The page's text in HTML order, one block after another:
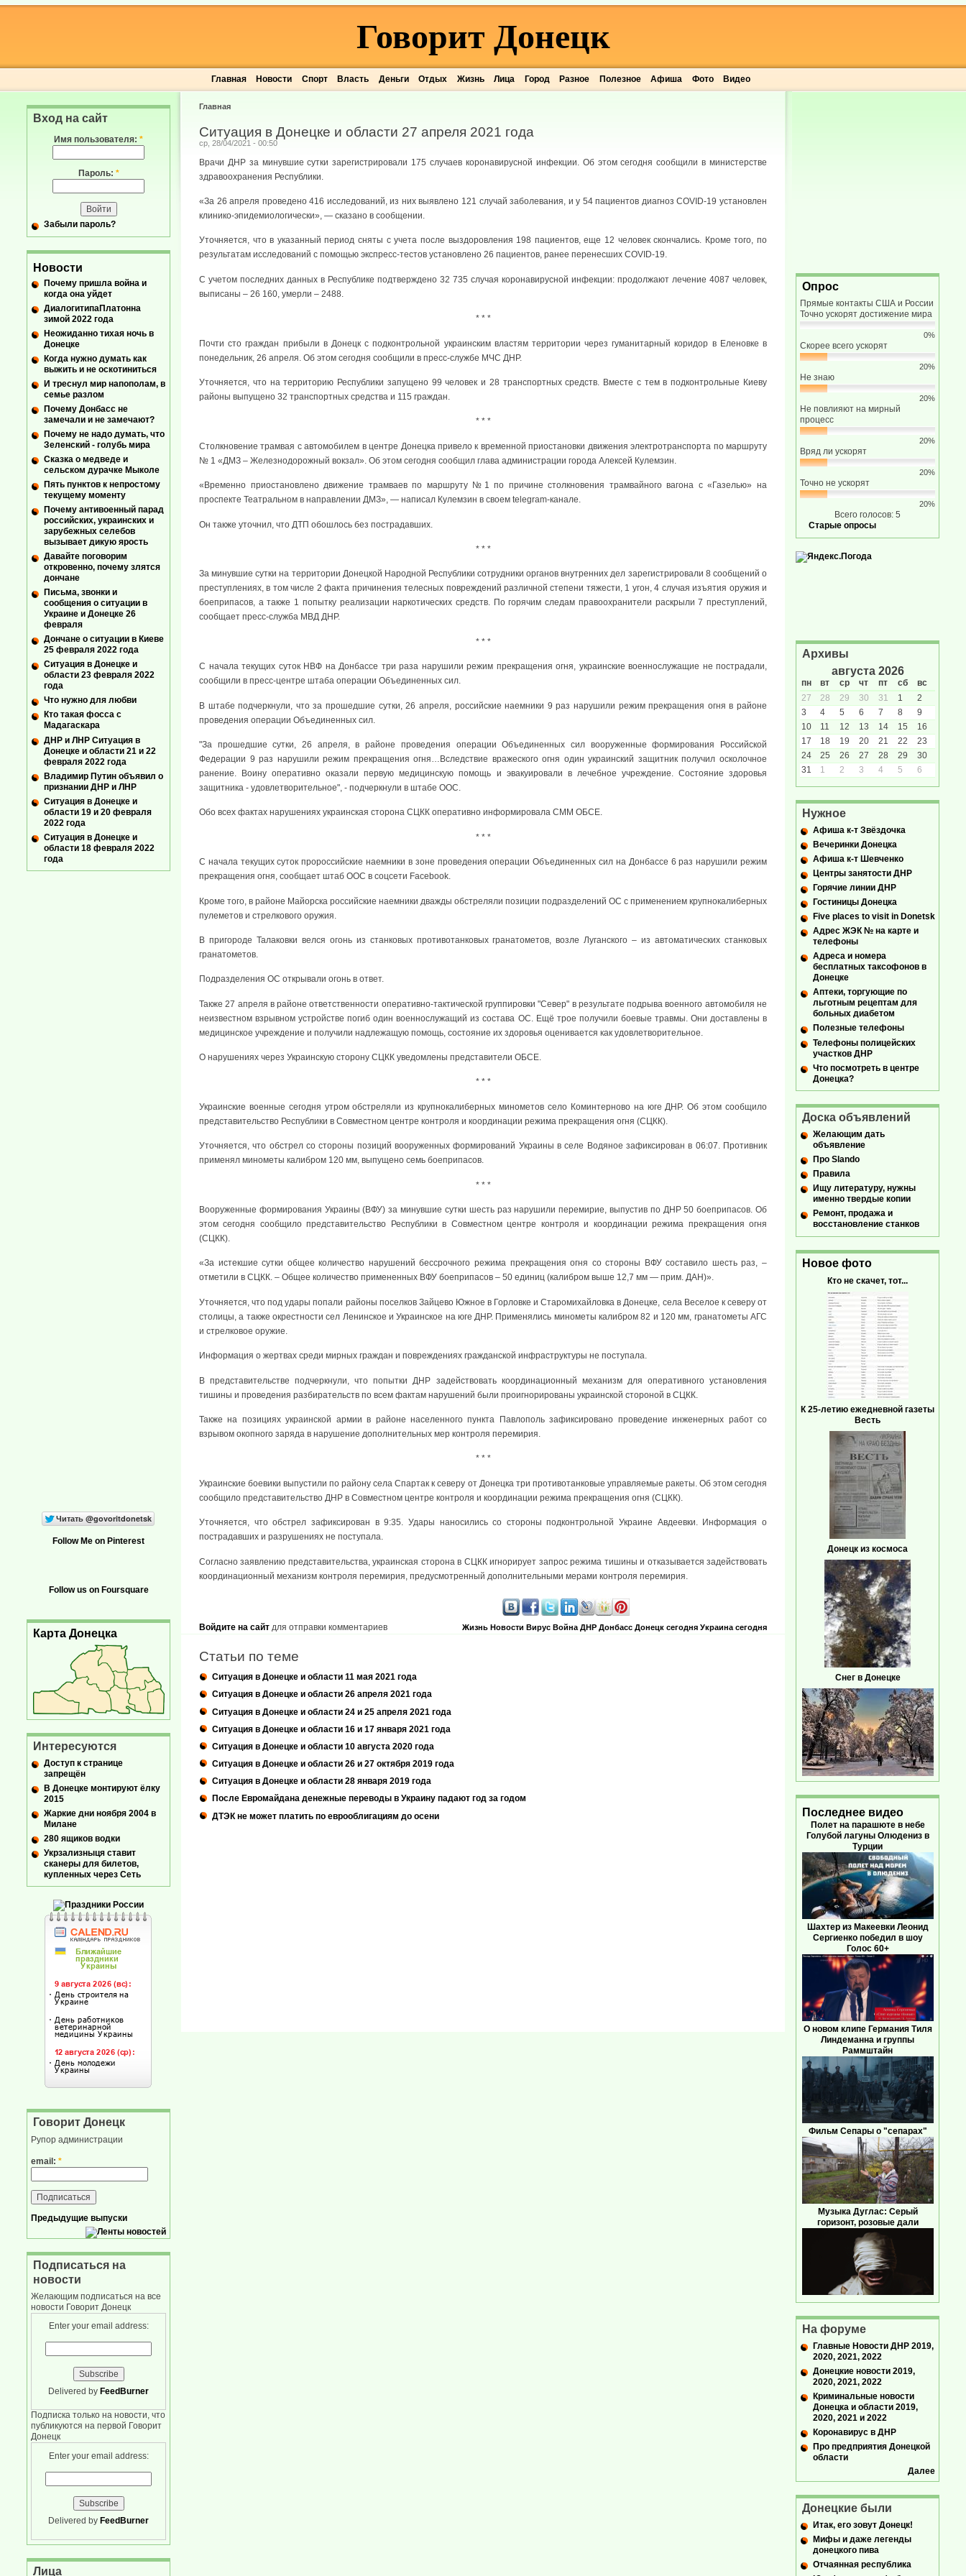
Главная Новости Спорт Власть Деньги Отдых Жизнь Лица Город Разное Полезное Афиша Фото Видео
Говорит Донецк
Главная
Ситуация в Донецке и области 27 апреля 2021 года
ср, 28/04/2021 - 00:50
Врачи ДНР за минувшие сутки зарегистрировали 175 случаев коронавирусной инфекции. Об этом сегодня сообщили в министерстве
здравоохранения Республики.
«За 26 апреля проведено 416 исследований, из них выявлено 121 случай заболевания, и у 54 пациентов диагноз COVID-19 установлен
клинико-эпидемиологически», — сказано в сообщении.
Уточняется, что в указанный период сняты с учета после выздоровления 198 пациентов, еще 12 человек скончались. Кроме того, по
результатам исследований с помощью экспресс-тестов установлено 26 пациентов, ранее перенесших COVID-19.
С учетом последних данных в Республике подтверждено 32 735 случая коронавирусной инфекции: продолжают лечение 4087 человек,
выписаны – 26 160, умерли – 2488.
* * *
Почти сто граждан прибыли в Донецк с подконтрольной украинским властям территории через гуманитарный коридор в Еленовке в
понедельник, 26 апреля. Об этом сегодня сообщили в пресс-службе МЧС ДНР.
Уточняется, что на территорию Республики запущено 99 человек и 28​ транспортных средств. Вместе с тем в подконтрольные Киеву
районы выпущено 32 транспортных средства и 115 граждан.
* * *
Столкновение трамвая с автомобилем в центре Донецка привело к временной приостановки движения электротранспорта по маршруту
№ 1 «ДМЗ – Железнодорожный вокзал». Об этом сегодня сообщил глава администрации города Алексей Кулемзин.
«Временно приостановлено движение трамваев по маршруту №1 по причине столкновения трамвайного вагона с «Газелью» на
проспекте Театральном в направлении ДМЗ», — написал Кулемзин в своем telegram-канале.
Он также уточнил, что ДТП обошлось без пострадавших.
* * *
За минувшие сутки на территории Донецкой Народной Республики сотрудники органов внутренних дел зарегистрировали 8 сообщений о
преступлениях, в том числе 2 факта причинения телесных повреждений различной степени тяжести, 1 угон, 4 случая изъятия оружия и
боеприпасов, а также 1 попытку реализации наркотических средств. По горячим следам правоохранители раскрыли 7 преступлений,
сообщает пресс-служба МВД ДНР.
* * *
С начала текущих суток НВФ на Донбассе три раза нарушили режим прекращения огня, украинские военнослужащие не пострадали,
сообщили в пресс-центре штаба операции Объединенных сил.
В штабе подчеркнули, что за прошедшие сутки, 26 апреля, российские наемники 9 раз нарушили режим прекращения огня в районе
проведения операции Объединенных сил.
"За прошедшие сутки, 26 апреля, в районе проведения операции Объединенных сил вооруженные формирования Российской
Федерации 9 раз нарушили режим прекращения огня…Вследствие вражеского огня один украинский защитник получил осколочное
ранение. Воину оперативно оказали первую медицинскую помощь и эвакуировали в лечебное учреждение. Состояние здоровья
защитника - удовлетворительное", - подчеркнули в штабе ООС.
Обо всех фактах нарушениях украинская сторона СЦКК оперативно информировала СММ ОБСЕ.
* * *
С начала текущих суток пророссийские наемники в зоне проведения операции Объединенных сил на Донбассе 6 раз нарушили режим
прекращения огня, сообщает штаб ООС в соцсети Facebook.
Кроме того, в районе Майорска российские наемники дважды обстреляли позиции подразделений ОС с применением крупнокалиберных
пулеметов и стрелкового оружия.
В пригороде Талаковки велся огонь из станковых противотанковых гранатометов, возле Луганского – из автоматических станковых
гранатометов.
Подразделения ОС открывали огонь в ответ.
Также 27 апреля в районе ответственности оперативно-тактической группировки "Север" в результате подрыва военного автомобиля не
неизвестном взрывном устройстве погиб один военнослужащий из состава ОС. Ещё трое получили боевые травмы. Они доставлены в
медицинское учреждение и получили надлежащую помощь, состояние их здоровья оценивается как удовлетворительное.
О нарушениях через Украинскую сторону СЦКК уведомлены представители ОБСЕ.
* * *
Украинские военные сегодня утром обстреляли из крупнокалиберных минометов село Коминтерново на юге ДНР. Об этом сообщило
представительство Республики в Совместном центре контроля и координации режима прекращения огня (СЦКК).
Уточняется, что обстрел со стороны позиций вооруженных формирований Украины в селе Водяное зафиксирован в 06:07. Противник
применял минометы калибром 120 мм, выпущено семь боеприпасов.
* * *
Вооруженные формирования Украины (ВФУ) за минувшие сутки шесть раз нарушили перемирие, выпустив по ДНР 50 боеприпасов. Об
этом сегодня сообщило представительство Республики в Совместном центре контроля и координации режима прекращения огня
(СЦКК).
«За истекшие сутки общее количество нарушений бессрочного режима прекращения огня со стороны ВФУ составило шесть раз, –
отметили в СЦКК. – Общее количество примененных ВФУ боеприпасов – 50 единиц (калибром выше 12,7 мм — прим. ДАН)».
Уточняется, что под удары попали районы поселков Зайцево Южное в Горловке и Старомихайловка в Донецке, села Веселое к северу от
столицы, а также окрестности сел Ленинское и Украинское на юге ДНР. Применялись минометы калибром 82 и 120 мм, гранатометы АГС
и стрелковое оружие.
Информация о жертвах среди мирных граждан и повреждениях гражданской инфраструктуры не поступала.
В представительстве подчеркнули, что попытки ДНР задействовать координационный механизм для оперативного установления
тишины и проведения разбирательств по всем фактам нарушений были проигнорированы украинской стороной в СЦКК.
Также на позициях украинской армии в районе населенного пункта Павлополь зафиксировано проведение инженерных работ со
взрывом окопного заряда в нарушение дополнительных мер контроля перемирия.
* * *
Украинские боевики выпустили по району села Спартак к северу от Донецка три противотанковые управляемые ракеты. Об этом сегодня
сообщило представительство ДНР в Совместном центре контроля и координации режима прекращения огня (СЦКК).
Уточняется, что обстрел зафиксирован в 9:35. Удары наносились со стороны подконтрольной Украине Авдеевки. Информация о
пострадавших и разрушениях не поступала.
Согласно заявлению представительства, украинская сторона в СЦКК игнорирует запрос режима тишины и отказывается задействовать
координационный механизм контроля перемирия, предусмотренный дополнительными мерами контроля перемирия.
Жизнь Новости Вирус Война ДНР Донбасс Донецк сегодня Украина сегодня
Войдите на сайт для отправки комментариев
Статьи по теме
Ситуация в Донецке и области 11 мая 2021 года
Ситуация в Донецке и области 26 апреля 2021 года
Ситуация в Донецке и области 24 и 25 апреля 2021 года
Ситуация в Донецке и области 16 и 17 января 2021 года
Ситуация в Донецке и области 10 августа 2020 года
Ситуация в Донецке и области 26 и 27 октября 2019 года
Ситуация в Донецке и области 28 января 2019 года
После Евромайдана денежные переводы в Украину падают год за годом
ДТЭК не может платить по еврооблигациям до осени
Вход на сайт
Имя пользователя: *
Пароль: *
Забыли пароль?
Новости
Почему пришла война и
когда она уйдет
ДиалогитипаПлатонна
зимой 2022 года
Неожиданно тихая ночь в
Донецке
Когда нужно думать как
выжить и не оскотиниться
И треснул мир напополам, в
семье разлом
Почему Донбасс не
замечали и не замечают?
Почему не надо думать, что
Зеленский - голубь мира
Сказка о медведе и
сельском дурачке Мыколе
Пять пунктов к непростому
текущему моменту
Почему антивоенный парад
российских, украинских и
зарубежных селебов
вызывает дикую ярость
Давайте поговорим
откровенно, почему злятся
дончане
Письма, звонки и
сообщения о ситуации в
Украине и Донецке 26
февраля
Дончане о ситуации в Киеве
25 февраля 2022 года
Ситуация в Донецке и
области 23 февраля 2022
года
Что нужно для любви
Кто такая фосса с
Мадагаскара
ДНР и ЛНР Ситуация в
Донецке и области 21 и 22
февраля 2022 года
Владимир Путин объявил о
признании ДНР и ЛНР
Ситуация в Донецке и
области 19 и 20 февраля
2022 года
Ситуация в Донецке и
области 18 февраля 2022
года
Follow Me on Pinterest
Follow us on Foursquare
Карта Донецка
Интересуются
Доступ к странице
запрещён
В Донецке монтируют ёлку
2015
Жаркие дни ноября 2004 в
Милане
280 ящиков водки
Укрзализныця ставит
сканеры для билетов,
купленных через Сеть
Говорит Донецк
Рупор администрации
email: *
Предыдущие выпуски
Подписаться на
новости
Желающим подписаться на все
новости Говорит Донецк
Enter your email address:
Delivered by FeedBurner
Подписка только на новости, что
публикуются на первой Говорит
Донецк
Enter your email address:
Delivered by FeedBurner
Лица
Опрос
Прямые контакты США и России
Точно ускорят достижение мира
0%
Скорее всего ускорят
20%
Не знаю
20%
Не повлияют на мирный
процесс
20%
Вряд ли ускорят
20%
Точно не ускорят
20%
Всего голосов: 5
Старые опросы
Архивы
августа 2026
пн вт ср чт пт сб
вс
27
28 29 30 31 1
2
3
4 5 6 7 8
9
10
11 12 13 14 15
16
17
18 19 20 21 22
23
24
25 26 27 28 29
30
31
1 2 3 4 5 6
Нужное
Афиша к-т Звёздочка
Вечеринки Донецка
Афиша к-т Шевченко
Центры занятости ДНР
Горячие линии ДНР
Гостиницы Донецка
Five places to visit in Donetsk
Адрес ЖЭК № на карте и
телефоны
Адреса и номера
бесплатных таксофонов в
Донецке
Аптеки, торгующие по
льготным рецептам для
больных диабетом
Полезные телефоны
Телефоны полицейских
участков ДНР
Что посмотреть в центре
Донецка?
Доска объявлений
Желающим дать
объявление
Про Slando
Правила
Ищу литературу, нужны
именно твердые копии
Ремонт, продажа и
восстановление станков
Новое фото
Кто не скачет, тот...
К 25-летию ежедневной газеты
Весть
Донецк из космоса
Снег в Донецке
Последнее видео
Полет на парашюте в небе
Голубой лагуны Олюдениз в
Турции
Шахтер из Макеевки Леонид
Сергиенко победил в шоу
Голос 60+
О новом клипе Германия Тиля
Линдеманна и группы
Раммштайн
Фильм Сепары о "сепарах"
Музыка Дуглас: Серый
горизонт, розовые дали
На форуме
Главные Новости ДНР 2019,
2020, 2021, 2022
Донецкие новости 2019,
2020, 2021, 2022
Криминальные новости
Донецка и области 2019,
2020, 2021 и 2022
Коронавирус в ДНР
Про предприятия Донецкой
области
Далее
Донецкие были
Итак, его зовут Донецк!
Мифы и даже легенды
донецкого пива
Отчаянная республика